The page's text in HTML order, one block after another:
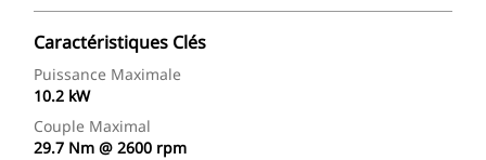
Caractéristiques Clés
Puissance Maximale
10.2 kW
Couple Maximal
29.7 Nm @ 2600 rpm